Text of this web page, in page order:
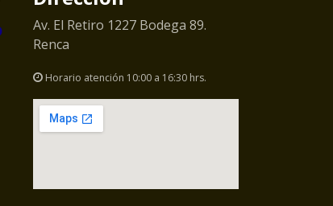
Av. El Retiro 1227 Bodega 89.
Renca
Horario atención 10:00 a 16:30 hrs.